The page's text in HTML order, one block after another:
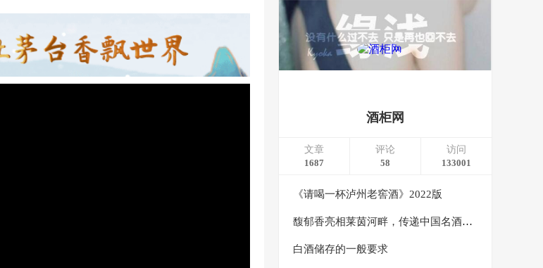
酒柜网
文章
1687
评论
58
访问
133001
《请喝一杯泸州老窖酒》2022版
馥郁香亮相莱茵河畔，传递中国名酒东方文化之美
白酒储存的一般要求